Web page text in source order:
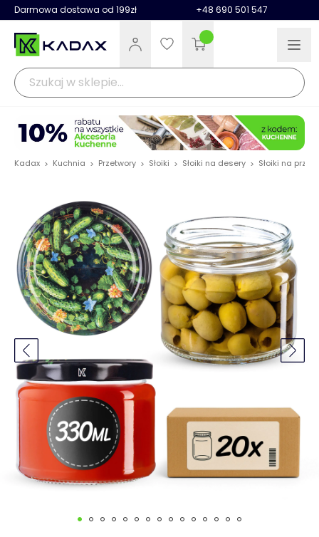
Darmowa dostawa od 199zł +48 690 501 547
Kadax > Kuchnia > Przetwory > Słoiki > Słoiki na desery > Słoiki na